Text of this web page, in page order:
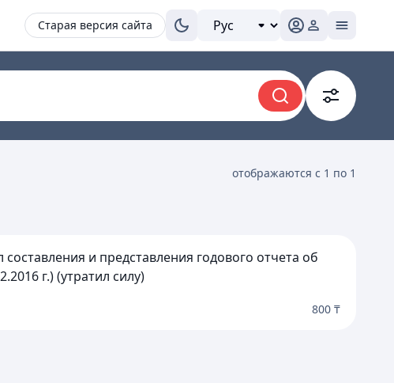
Старая версия сайта
отображаются с 1 по 1
и представления годового отчета об
г.) (утратил силу)
800 ₸